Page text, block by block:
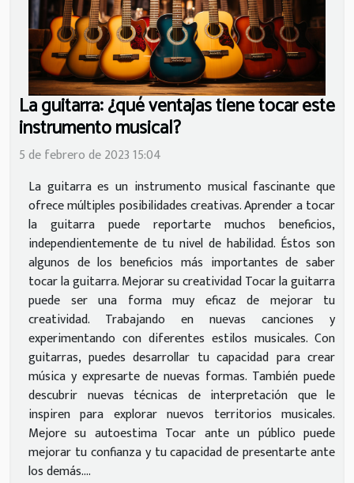
La guitarra: ¿qué ventajas tiene tocar este
instrumento musical?
5 de febrero de 2023 15:04
La guitarra es un instrumento musical fascinante que
ofrece múltiples posibilidades creativas. Aprender a tocar
la guitarra puede reportarte muchos beneficios,
independientemente de tu nivel de habilidad. Éstos son
algunos de los beneficios más importantes de saber
tocar la guitarra. Mejorar su creatividad Tocar la guitarra
puede ser una forma muy eficaz de mejorar tu
creatividad. Trabajando en nuevas canciones y
experimentando con diferentes estilos musicales. Con
guitarras, puedes desarrollar tu capacidad para crear
música y expresarte de nuevas formas. También puede
descubrir nuevas técnicas de interpretación que le
inspiren para explorar nuevos territorios musicales.
Mejore su autoestima Tocar ante un público puede
mejorar tu confianza y tu capacidad de presentarte ante
los demás....